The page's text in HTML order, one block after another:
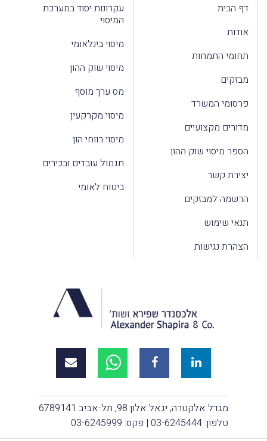
דף הבית
אודות
תחומי התמחות
מבזקים
פרסומי המשרד
מדורים מקצועיים
הספר מיסוי שוק ההון
יצירת קשר
הרשמה למבזקים
תנאי שימוש
הצהרת נגישות
עקרונות יסוד במערכת
המיסוי
מיסוי בינלאומי
מיסוי שוק ההון
מס ערך מוסף
מיסוי מקרקעין
מיסוי רווחי הון
תגמול עובדים ובכירים
ביטוח לאומי
מגדל אלקטרה, יגאל אלון 98, תל-אביב 6789141
טלפון: 03-6245444 | פקס: 03-6245999